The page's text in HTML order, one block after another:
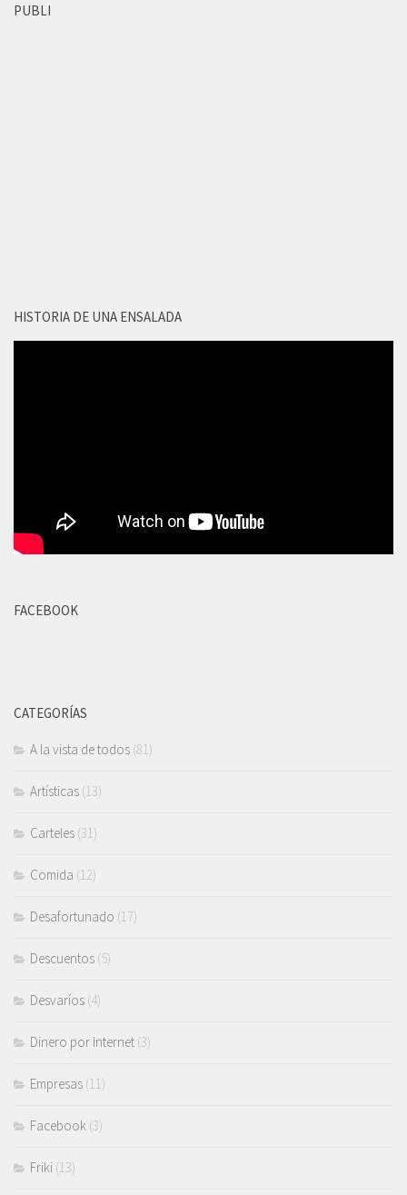
PUBLI
HISTORIA DE UNA ENSALADA
FACEBOOK
CATEGORÍAS
A la vista de todos (81)
Artísticas (13)
Carteles (31)
Comida (12)
Desafortunado (17)
Descuentos (5)
Desvaríos (4)
Dinero por Internet (3)
Empresas (11)
Facebook (3)
Friki (13)